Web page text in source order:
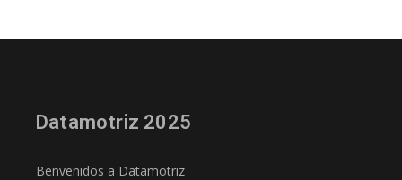
Datamotriz 2025
Benvenidos a Datamotriz